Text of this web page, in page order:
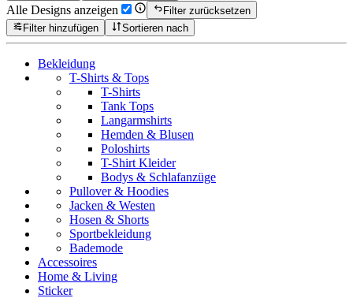
Alle Designs anzeigen
Filter zurücksetzen
Filter hinzufügen
Sortieren nach
Bekleidung
T-Shirts & Tops
T-Shirts
Tank Tops
Langarmshirts
Hemden & Blusen
Poloshirts
T-Shirt Kleider
Bodys & Schlafanzüge
Pullover & Hoodies
Jacken & Westen
Hosen & Shorts
Sportbekleidung
Bademode
Accessoires
Home & Living
Sticker